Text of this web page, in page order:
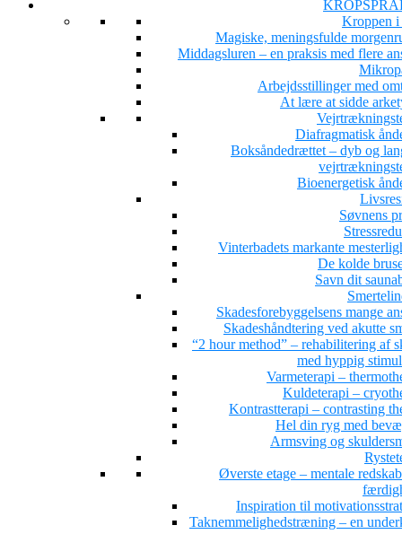
Kroppen i
Magiske, meningsfulde
Middagsluren – en praksis med flere
Arbejdsstillinger med
At lære at sidde
Diafragmatisk
Boksåndedrættet – dyb og
Bioenergetisk
Søvnens
Vinterbadets markante
De kolde
Savn dit
Skadesforebyggelsens mange
Skadeshåndtering ved akutte
“2 hour method” – rehabilitering af
med hyppig
Varmeterapi –
Kuldeterapi –
Kontrastterapi – contrasting
Hel din ryg med
Armsving og
Øverste etage – mentale
Inspiration til
Taknemmelighedstræning – en